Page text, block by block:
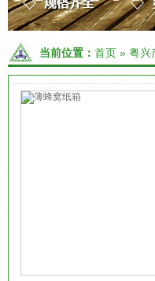
当前位置： 首页 » 粤兴